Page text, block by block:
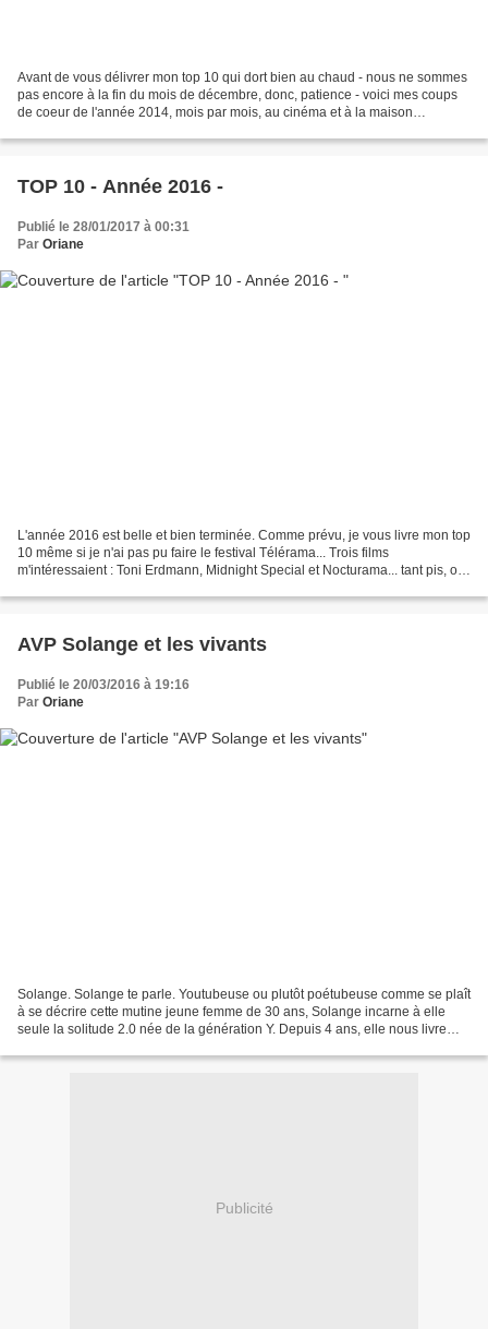
Avant de vous délivrer mon top 10 qui dort bien au chaud - nous ne sommes
pas encore à la fin du mois de décembre, donc, patience - voici mes coups
de coeur de l'année 2014, mois par mois, au cinéma et à la maison
TOP 10 - Année 2016 -
Publié le 28/01/2017 à 00:31
Par Oriane
L'année 2016 est belle et bien terminée. Comme prévu, je vous livre mon top
10 même si je n'ai pas pu faire le festival Télérama... Trois films
m'intéressaient : Toni Erdmann, Midnight Special et Nocturama... tant pis, on
AVP Solange et les vivants
Publié le 20/03/2016 à 19:16
Par Oriane
Solange. Solange te parle. Youtubeuse ou plutôt poétubeuse comme se plaît
à se décrire cette mutine jeune femme de 30 ans, Solange incarne à elle
seule la solitude 2.0 née de la génération Y. Depuis 4 ans, elle nous livre
Publicité